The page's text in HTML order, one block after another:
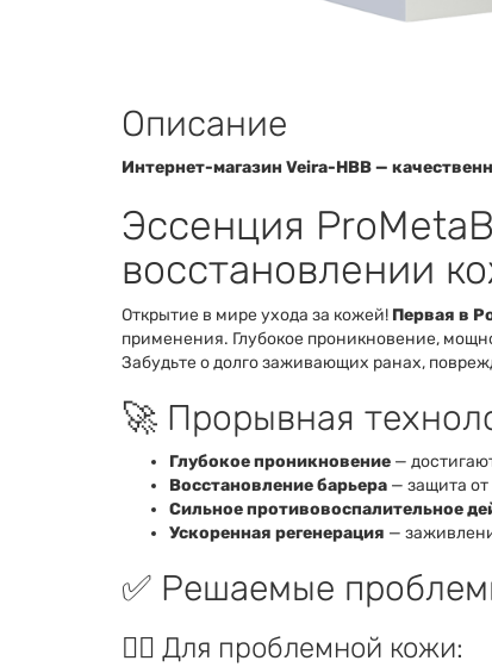
Описание
Интернет-магазин Veira-HBB —
Эссенция
восстановлении
Открытие в мире ухода за кожей! Первая в
применения. Глубокое проникновение,
Забудьте о долго заживающих ранах,
🚀 Прорывная
Глубокое проникновение —
Восстановление барьера — защита
Сильное противовоспалительное
Ускоренная регенерация —
✅ Решаемые
👩‍⚕️ Для проблемной кожи: